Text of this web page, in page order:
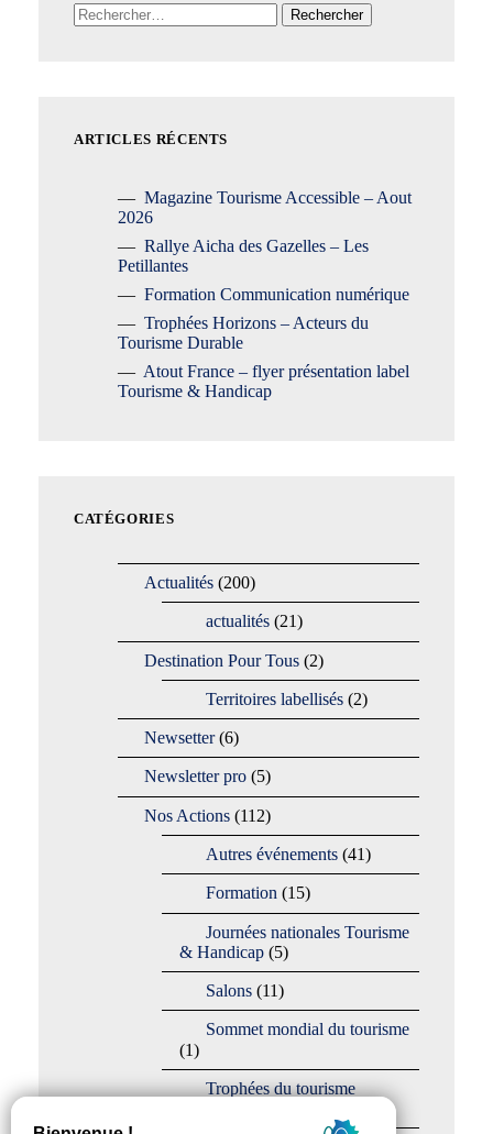
Rechercher :
ARTICLES RÉCENTS
Magazine Tourisme Accessible – Aout
2026
Rallye Aicha des Gazelles – Les
Petillantes
Formation Communication numérique
Trophées Horizons – Acteurs du
Tourisme Durable
Atout France – flyer présentation label
Tourisme & Handicap
CATÉGORIES
Actualités(200)
actualités(21)
Destination Pour Tous(2)
Territoires labellisés(2)
Newsetter(6)
Newsletter pro(5)
Nos Actions(112)
Autres événements(41)
Formation(15)
Journées nationales Tourisme
& Handicap(5)
Salons(11)
Sommet mondial du tourisme
(1)
Trophées du tourisme